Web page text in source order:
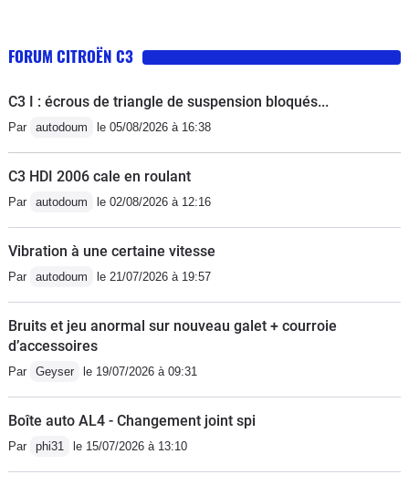
FORUM CITROËN C3
C3 I : écrous de triangle de suspension bloqués...
Par autodoum le 05/08/2026 à 16:38
C3 HDI 2006 cale en roulant
Par autodoum le 02/08/2026 à 12:16
Vibration à une certaine vitesse
Par autodoum le 21/07/2026 à 19:57
Bruits et jeu anormal sur nouveau galet + courroie
d’accessoires
Par Geyser le 19/07/2026 à 09:31
Boîte auto AL4 - Changement joint spi
Par phi31 le 15/07/2026 à 13:10